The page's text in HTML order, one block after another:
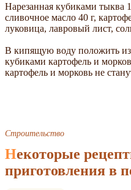
Нарезанная кубиками тыква
сливочное масло 40 г,
луковица, лавровый лист,
В кипящую воду положить
кубиками картофель и
картофель и морковь не
Строительство
Некоторые рецепты для
приготовления в